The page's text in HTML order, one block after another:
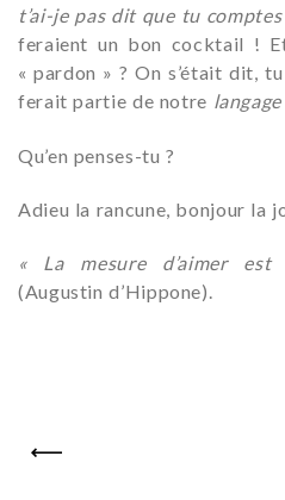
t’ai-je pas dit que tu
feraient un bon cocktail !
« pardon » ? On s’était dit,
ferait partie de notre
Qu’en penses-tu ?
Adieu la rancune, bonjour la
« La mesure d’aimer est
(Augustin d’Hippone).
PREV